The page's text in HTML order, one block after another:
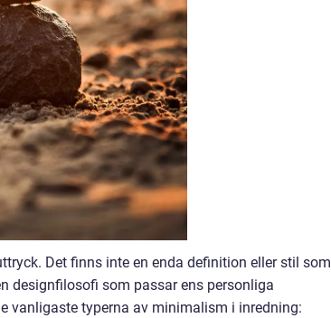
Det finns inte en enda definition eller stil som
designfilosofi som passar ens personliga
vanligaste typerna av minimalism i inredning: